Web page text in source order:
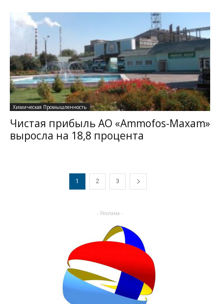
Химическая Промышленность
Чистая прибыль АО «Ammofos-Maxam»
выросла на 18,8 процента
1 2 3
- Реклама -